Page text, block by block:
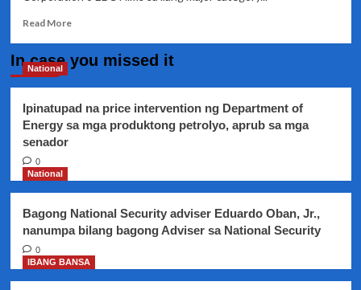
Read MoreRead
Pelikulang
EBC
Films,
Awards
for
In case you missed it
National
Ipinatupad na price intervention ng Department of
Energy sa mga produktong petrolyo, aprub sa mga
senador
0
National
Bagong National Security adviser Eduardo Oban, Jr.,
nanumpa bilang bagong Adviser sa National Security
0
IBANG BANSA